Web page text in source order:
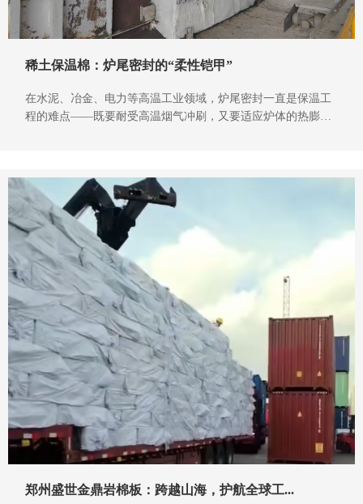
稀土保温棉：炉尾密封的“柔性铠甲”
在水泥、冶金、电力等高温工业领域，炉尾密封一直是保温工
程的难点——既要耐受高温烟气冲刷，又要适应炉体的热膨胀
郑州盛世金鼎岩棉板：跨越山海，护航全球工...